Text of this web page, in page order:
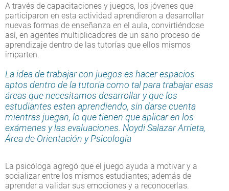
A través de capacitaciones y juegos, los jóvenes que
participaron en esta actividad aprendieron a desarrollar
nuevas formas de enseñanza en el aula, convirtiéndose
así, en agentes multiplicadores de un sano proceso de
aprendizaje dentro de las tutorías que ellos mismos
imparten.
La idea de trabajar con juegos es hacer espacios
aptos dentro de la tutoría como tal para trabajar esas
áreas que necesitamos desarrollar y que los
estudiantes esten aprendiendo, sin darse cuenta
mientras juegan, lo que tienen que aplicar en los
exámenes y las evaluaciones. Noydi Salazar Arrieta,
Área de Orientación y Psicología
La psicóloga agregó que el juego ayuda a motivar y a
socializar entre los mismos estudiantes; además de
aprender a validar sus emociones y a reconocerlas.